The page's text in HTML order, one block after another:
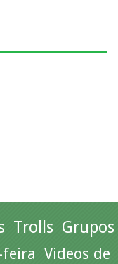
Trolls Grupos
feira Videos de